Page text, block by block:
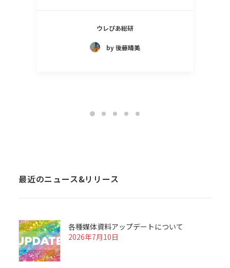
ウレぴあ総研
by 後藤晴美
最近のニュース&リリース
各種媒体資料アップデートについて
2026年7月10日